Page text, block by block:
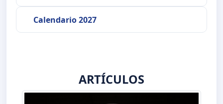
Calendario 2027
ARTÍCULOS